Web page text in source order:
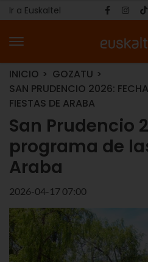
Ir a Euskaltel
INICIO
GOZATU
SAN PRUDENCIO 2026:
FIESTAS DE ARABA
San Prudencio
programa de
Araba
2026-04-17 07:00